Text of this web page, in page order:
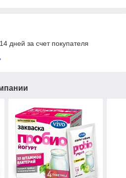
дней за счет покупателя